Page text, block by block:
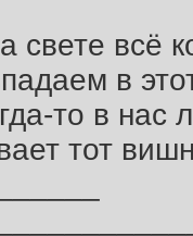
свете всё
в
то в
тот